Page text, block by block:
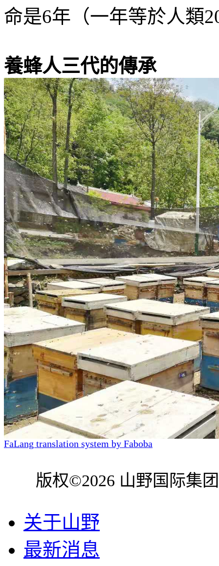
命是6年（一年等於人類
養蜂人三代的傳承
FaLang translation system by Faboba
版权©2026 山野国际集
关于山野
最新消息